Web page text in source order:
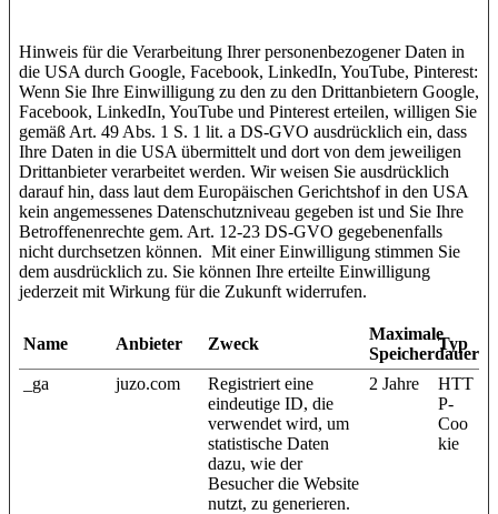
Hinweis für die Verarbeitung Ihrer personenbezogener Daten in
die USA durch Google, Facebook, LinkedIn, YouTube, Pinterest:
Wenn Sie Ihre Einwilligung zu den zu den Drittanbietern Google,
Facebook, LinkedIn, YouTube und Pinterest erteilen, willigen Sie
gemäß Art. 49 Abs. 1 S. 1 lit. a DS-GVO ausdrücklich ein, dass
Ihre Daten in die USA übermittelt und dort von dem jeweiligen
Drittanbieter verarbeitet werden. Wir weisen Sie ausdrücklich
darauf hin, dass laut dem Europäischen Gerichtshof in den USA
kein angemessenes Datenschutzniveau gegeben ist und Sie Ihre
Betroffenenrechte gem. Art. 12-23 DS-GVO gegebenenfalls
nicht durchsetzen können. Mit einer Einwilligung stimmen Sie
dem ausdrücklich zu. Sie können Ihre erteilte Einwilligung
jederzeit mit Wirkung für die Zukunft widerrufen.
Name Anbieter Zweck
Maximale
Speicherdauer
Typ
_ga juzo.com
Registriert eine
eindeutige ID, die
verwendet wird, um
statistische Daten
dazu, wie der
Besucher die Website
nutzt, zu generieren.
2 Jahre
HTT
P-
Coo
kie